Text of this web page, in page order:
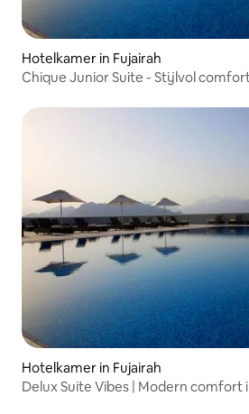
Hotelkamer in Fujairah
Chique Junior Suite - Stijlvol
Hotelkamer in Fujairah
Delux Suite Vibes | Modern comfort